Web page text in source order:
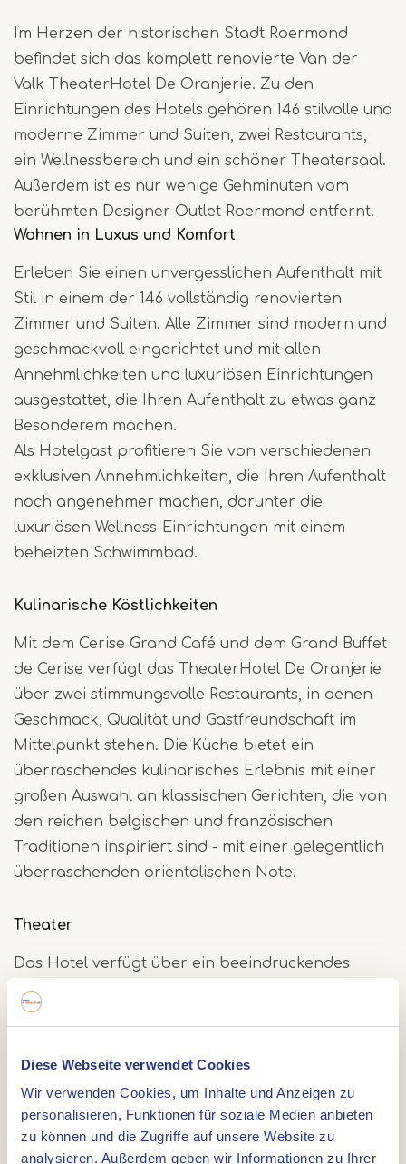
Diese Webseite verwendet Cookies
Wir verwenden Cookies, um Inhalte und Anzeigen zu
personalisieren, Funktionen für soziale Medien anbieten
zu können und die Zugriffe auf unsere Website zu
analysieren. Außerdem geben wir Informationen zu Ihrer
Im Herzen der historischen Stadt Roermond
befindet sich das komplett renovierte Van der
Valk TheaterHotel De Oranjerie. Zu den
Einrichtungen des Hotels gehören 146 stilvolle und
moderne Zimmer und Suiten, zwei Restaurants,
ein Wellnessbereich und ein schöner Theatersaal.
Außerdem ist es nur wenige Gehminuten vom
berühmten Designer Outlet Roermond entfernt.
Wohnen in Luxus und Komfort
Erleben Sie einen unvergesslichen Aufenthalt mit
Stil in einem der 146 vollständig renovierten
Zimmer und Suiten. Alle Zimmer sind modern und
geschmackvoll eingerichtet und mit allen
Annehmlichkeiten und luxuriösen Einrichtungen
ausgestattet, die Ihren Aufenthalt zu etwas ganz
Besonderem machen.
Als Hotelgast profitieren Sie von verschiedenen
exklusiven Annehmlichkeiten, die Ihren Aufenthalt
noch angenehmer machen, darunter die
luxuriösen Wellness-Einrichtungen mit einem
beheizten Schwimmbad.
Kulinarische Köstlichkeiten
Mit dem Cerise Grand Café und dem Grand Buffet
de Cerise verfügt das TheaterHotel De Oranjerie
über zwei stimmungsvolle Restaurants, in denen
Geschmack, Qualität und Gastfreundschaft im
Mittelpunkt stehen. Die Küche bietet ein
überraschendes kulinarisches Erlebnis mit einer
großen Auswahl an klassischen Gerichten, die von
den reichen belgischen und französischen
Traditionen inspiriert sind - mit einer gelegentlich
überraschenden orientalischen Note.
Theater
Das Hotel verfügt über ein beeindruckendes
Theater, das im Jahr 2023 komplett renoviert
wurde. Mit mehr als 100 professionellen
das Theater ein umfangreiches und
abwechslungsreiches Programm für jeden
Geschmack.
Mit dem Theater, zwei Restaurants und 146